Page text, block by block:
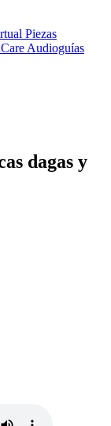
Piezas
Audioguías
dagas y